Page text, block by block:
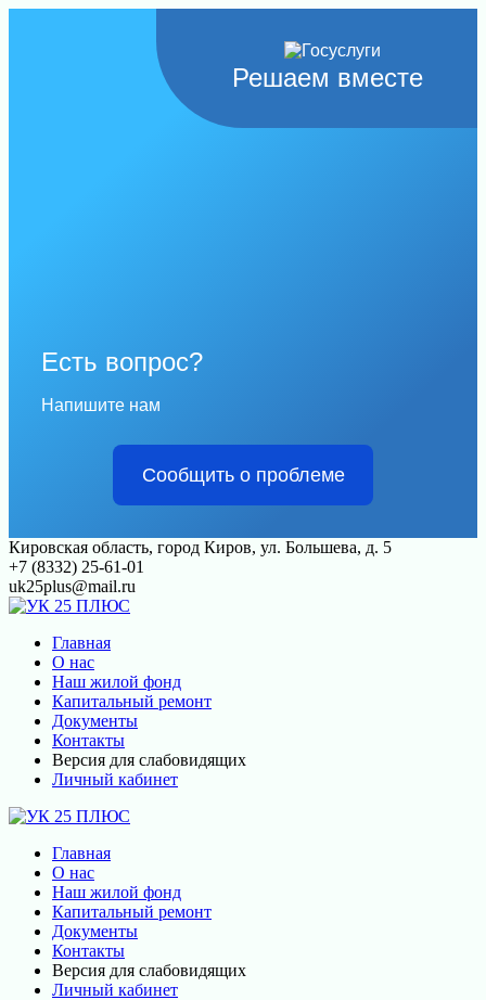
Решаем вместе
Есть вопрос?
Напишите нам
Сообщить о проблеме
Перейти
к
контенту
Кировская область, город Киров, ул. Большева, д. 5
+7 (8332) 25-61-01
uk25plus@mail.ru
Главная
О нас
Наш жилой фонд
Капитальный ремонт
Документы
Контакты
Версия для слабовидящих
Личный кабинет
Главная
О нас
Наш жилой фонд
Капитальный ремонт
Документы
Контакты
Версия для слабовидящих
Личный кабинет